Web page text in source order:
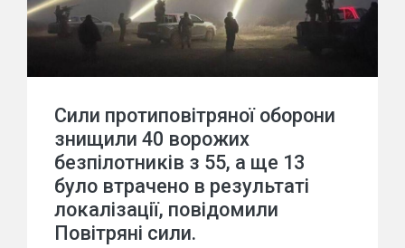
Сили протиповітряної оборони
знищили 40 ворожих
безпілотників з 55, а ще 13
було втрачено в результаті
локалізації, повідомили
Повітряні сили.